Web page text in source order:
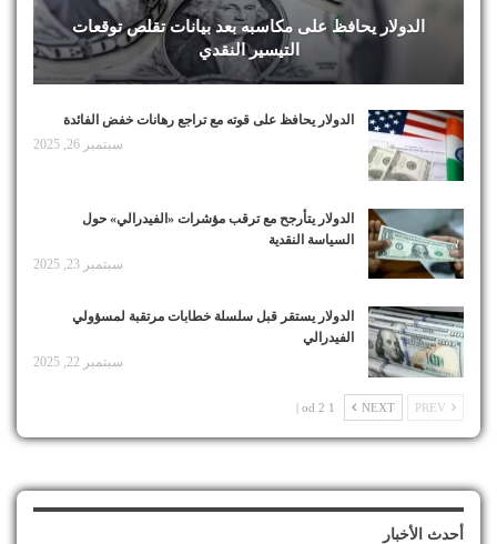
الدولار يحافظ على مكاسبه بعد بيانات تقلص توقعات
التيسير النقدي
الدولار يحافظ على قوته مع تراجع رهانات خفض الفائدة
سبتمبر 26, 2025
الدولار يتأرجح مع ترقب مؤشرات «الفيدرالي» حول
السياسة النقدية
سبتمبر 23, 2025
الدولار يستقر قبل سلسلة خطابات مرتقبة لمسؤولي
الفيدرالي
سبتمبر 22, 2025
NEXT
1 od 2 |
أحدث الأخبار